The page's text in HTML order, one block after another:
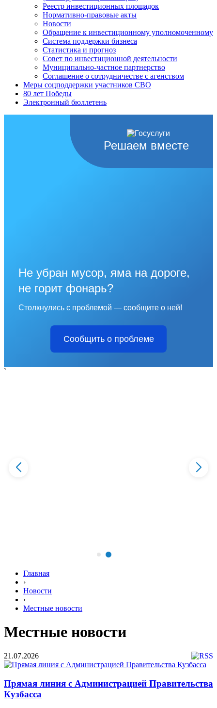
Реестр инвестиционных площадок
Нормативно-правовые акты
Новости
Обращение к инвестиционному уполномоченному
Система поддержки бизнеса
Статистика и прогноз
Совет по инвестиционной деятельности
Муниципально-частное партнерство
Соглашение о сотрудничестве с агенством
Меры соцподдержки участников СВО
80 лет Победы
Электронный бюллетень
Решаем вместе
Не убран мусор, яма на дороге,
не горит фонарь?
Столкнулись с проблемой — сообщите о ней!
Сообщить о проблеме
`
Главная
›
Новости
›
Местные новости
Местные новости
21.07.2026
Прямая линия с Администрацией Правительства
Кузбасса